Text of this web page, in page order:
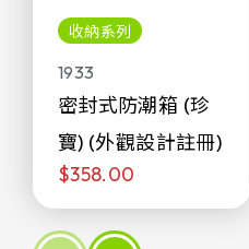
收納系列
1933
密封式防潮箱 (珍
寶) (外觀設計註冊)
$358.00